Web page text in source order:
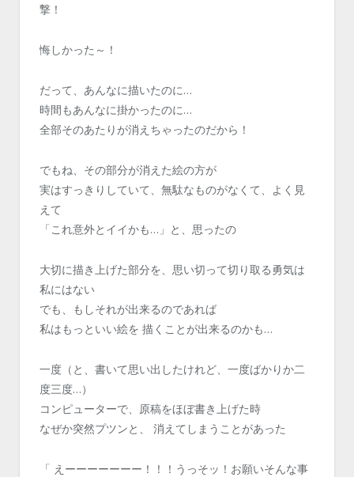
撃！
悔しかった～！
だって、あんなに描いたのに…
時間もあんなに掛かったのに…
全部そのあたりが消えちゃったのだから！
でもね、その部分が消えた絵の方が
実はすっきりしていて、無駄なものがなくて、よく見
えて
「これ意外とイイかも…」と、思ったの
大切に描き上げた部分を、思い切って切り取る勇気は
私にはない
でも、もしそれが出来るのであれば
私はもっといい絵を 描くことが出来るのかも…
一度（と、書いて思い出したけれど、一度ばかりか二
度三度…）
コンピューターで、原稿をほぼ書き上げた時
なぜか突然プツンと、 消えてしまうことがあった
「 えーーーーーーー！！！うっそッ！お願いそんな事